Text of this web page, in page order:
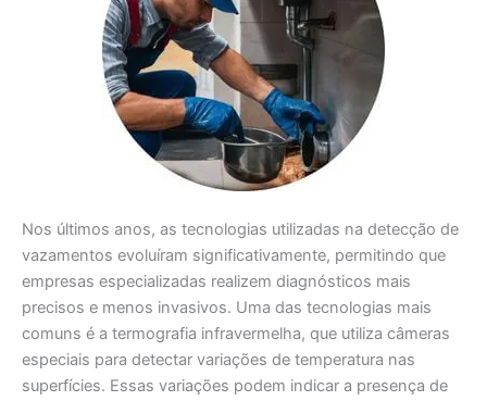
Nos últimos anos, as tecnologias utilizadas na detecção de
vazamentos evoluíram significativamente, permitindo que
empresas especializadas realizem diagnósticos mais
precisos e menos invasivos. Uma das tecnologias mais
comuns é a termografia infravermelha, que utiliza câmeras
especiais para detectar variações de temperatura nas
superfícies. Essas variações podem indicar a presença de